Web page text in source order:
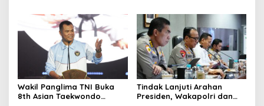
Berbagai
Wakil Panglima TNI Buka
8th Asian Taekwondo
Tindak Lanjuti Arahan
Presiden, Wakapolri dan